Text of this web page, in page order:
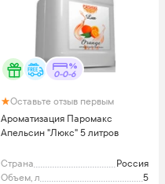
0-0-6
Оставьте отзыв первым
Ароматизация Паромакс
Апельсин "Люкс" 5 литров
Страна
Россия
Объем, л
5